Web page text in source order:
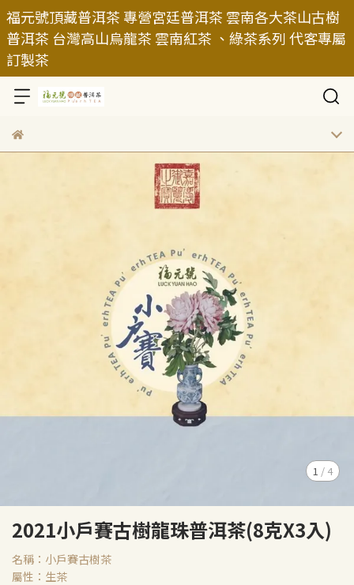
福元號頂藏普洱茶 專營宮廷普洱茶 雲南各大茶山古樹
普洱茶 台灣高山烏龍茶 雲南紅茶 、綠茶系列 代客專屬
訂製茶
1 / 4
2021小戶賽古樹龍珠普洱茶(8克X3入)
名稱：小戶賽古樹茶
屬性：生茶